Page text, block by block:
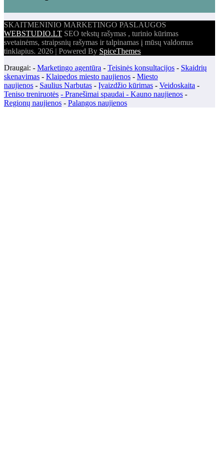
SKAITMENINIO MARKETINGO PASLAUGOS
WEBSTUDIO.LT SEO tekstų rašymas , turinio kūrimas
svetainėms, straipsnių rašymas ir talpinamas į mūsų valdomus
tinklapius. 2026 | Powered By SpiceThemes
Draugai: - Marketingo agentūra - Teisinės konsultacijos - Skaidrių
skenavimas - Klaipedos miesto naujienos - Miesto
naujienos - Saulius Narbutas - Įvaizdžio kūrimas - Veidoskaita -
Teniso treniruotės - Pranešimai spaudai - Kauno naujienos -
Regionų naujienos - Palangos naujienos